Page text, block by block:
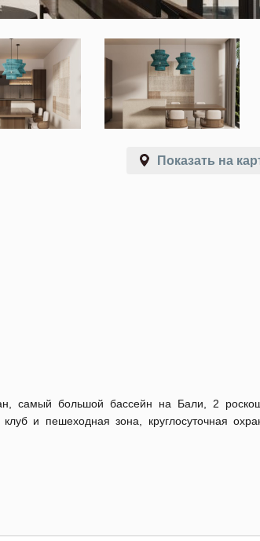
Показать на
самый большой бассейн на Бали, 2
и пешеходная зона, круглосуточная